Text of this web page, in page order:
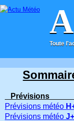
Toute
ACCUEIL CONTACT
Prévisions météo
Prévisions météo